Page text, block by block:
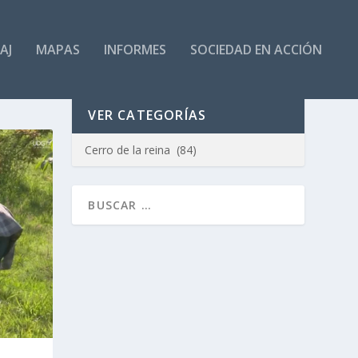
MAPAS INFORMES SOCIEDAD EN ACCIÓN
VER CATEGORÍAS